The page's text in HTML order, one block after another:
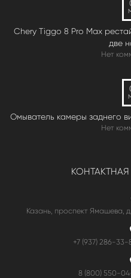
Chery Tiggo 8 Pro Max
две
Нет
Омыватель камеры заднего
Нет
Казань, проспект Ямашева,
+7 (937) 286-
8 (800) 550-